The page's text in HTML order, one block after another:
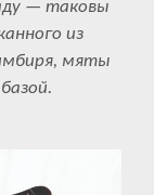
— таковы
из
мяты